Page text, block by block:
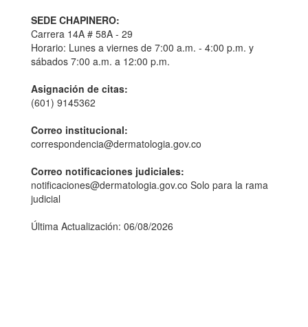
SEDE CHAPINERO:
Carrera 14A # 58A - 29
Horario: Lunes a viernes de 7:00 a.m. - 4:00 p.m. y
sábados 7:00 a.m. a 12:00 p.m.
Asignación de citas:
(601) 9145362
Correo institucional:
correspondencia@dermatologia.gov.co
Correo notificaciones judiciales:
notificaciones@dermatologia.gov.co Solo para la rama
judicial
Última Actualización: 06/08/2026